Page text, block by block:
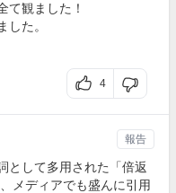
て観ました！
た。
4
として多用された「倍返
メディアでも盛んに引用
報告